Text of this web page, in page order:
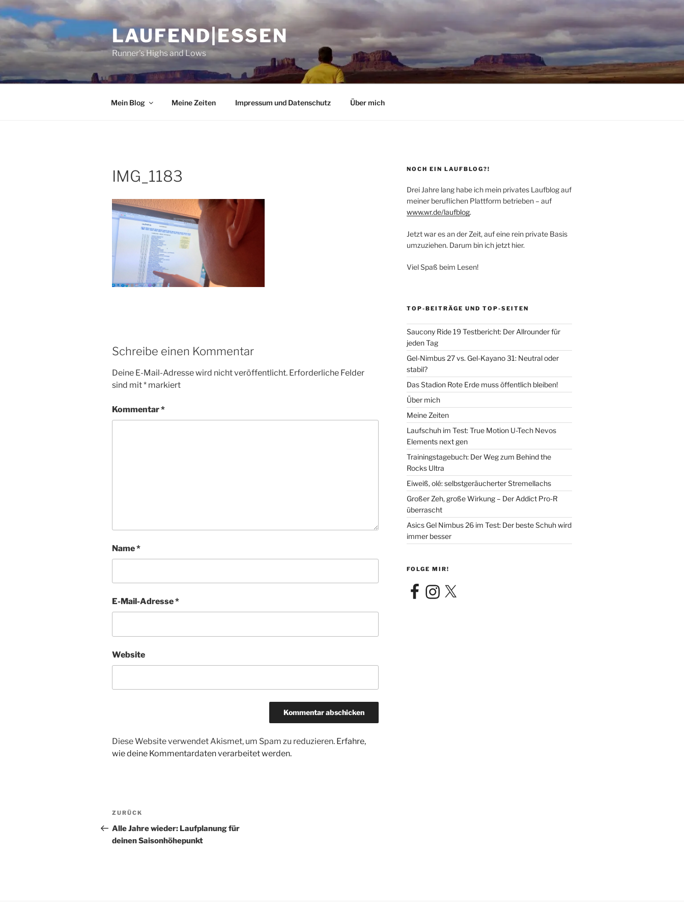
Zum
Inhalt
springen
LAUFEND|ESSEN
Runner's Highs and Lows
Mein Blog Meine Zeiten Impressum und Datenschutz Über mich
IMG_1183
Schreibe einen Kommentar
Deine E-Mail-Adresse wird nicht veröffentlicht. Erforderliche Felder
sind mit* markiert
Kommentar*
Name*
E-Mail-Adresse*
Website
Diese Website verwendet Akismet, um Spam zu reduzieren. Erfahre,
wie deine Kommentardaten verarbeitet werden.
Beitragsnavigation
Vorheriger
Beitrag
ZURÜCK
Alle Jahre wieder: Laufplanung für
deinen Saisonhöhepunkt
NOCH EIN LAUFBLOG?!
Drei Jahre lang habe ich mein privates Laufblog auf
meiner beruflichen Plattform betrieben – auf
www.wr.de/laufblog.
Jetzt war es an der Zeit, auf eine rein private Basis
umzuziehen. Darum bin ich jetzt hier.
Viel Spaß beim Lesen!
TOP-BEITRÄGE UND TOP-SEITEN
Saucony Ride 19 Testbericht: Der Allrounder für
jeden Tag
Gel-Nimbus 27 vs. Gel-Kayano 31: Neutral oder
stabil?
Das Stadion Rote Erde muss öffentlich bleiben!
Über mich
Meine Zeiten
Laufschuh im Test: True Motion U-Tech Nevos
Elements next gen
Trainingstagebuch: Der Weg zum Behind the
Rocks Ultra
Eiweiß, olé: selbstgeräucherter Stremellachs
Großer Zeh, große Wirkung – Der Addict Pro-R
überrascht
Asics Gel Nimbus 26 im Test: Der beste Schuh wird
immer besser
FOLGE MIR!
FacebookInstagram
X